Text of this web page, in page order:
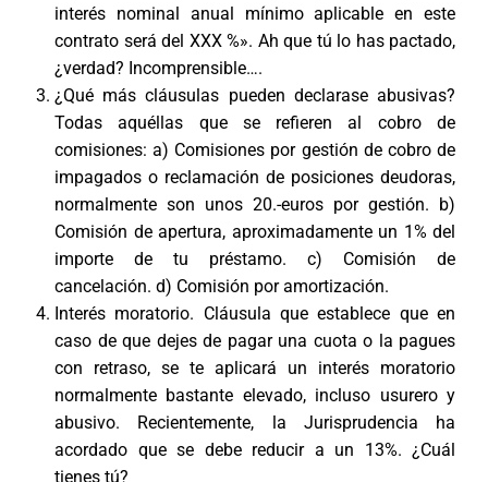
interés nominal anual mínimo aplicable en este
contrato será del XXX %». Ah que tú lo has pactado,
¿verdad? Incomprensible….
¿Qué más cláusulas pueden declarase abusivas?
Todas aquéllas que se refieren al cobro de
comisiones: a) Comisiones por gestión de cobro de
impagados o reclamación de posiciones deudoras,
normalmente son unos 20.-euros por gestión. b)
Comisión de apertura, aproximadamente un 1% del
importe de tu préstamo. c) Comisión de
cancelación. d) Comisión por amortización.
Interés moratorio. Cláusula que establece que en
caso de que dejes de pagar una cuota o la pagues
con retraso, se te aplicará un interés moratorio
normalmente bastante elevado, incluso usurero y
abusivo. Recientemente, la Jurisprudencia ha
acordado que se debe reducir a un 13%. ¿Cuál
tienes tú?